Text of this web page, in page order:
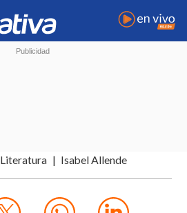
Literatura Isabel Allende